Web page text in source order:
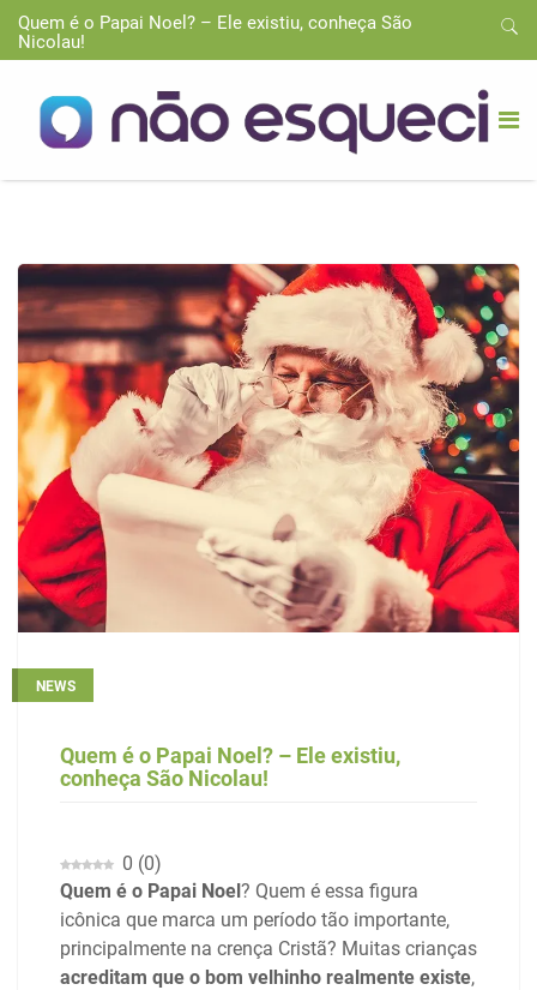
Quem é o Papai Noel? – Ele existiu, conheça São
Nicolau!
NEWS
Quem é o Papai Noel? – Ele existiu,
conheça São Nicolau!
0 (0)
Quem é o Papai Noel? Quem é essa figura
icônica que marca um período tão importante,
principalmente na crença Cristã? Muitas crianças
acreditam que o bom velhinho realmente existe,